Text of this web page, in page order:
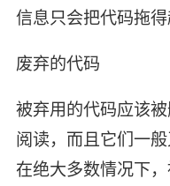
信息只会把代码拖得
废弃的代码
被弃用的代码应该
阅读，而且它们一般
在绝大多数情况下